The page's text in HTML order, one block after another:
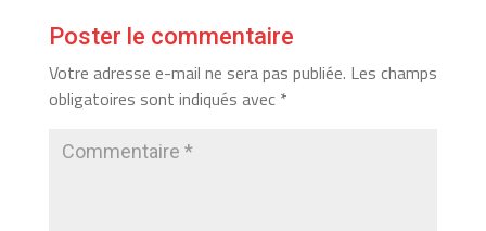
Poster le commentaire
Votre adresse e-mail ne sera pas publiée. Les champs
obligatoires sont indiqués avec *